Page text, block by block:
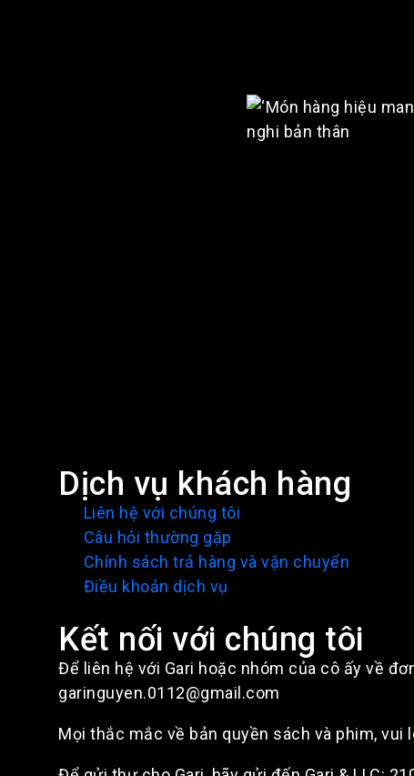
Dịch vụ khách hàng
Liên hệ với chúng tôi
Câu hỏi thường gặp
Chính sách trả hàng và vận chuyển
Điều khoản dịch vụ
Kết nối với chúng tôi
Để liên hệ với Gari hoặc nhóm của cô ấy về
garinguyen.0112@gmail.com
Mọi thắc mắc về bản quyền sách và phim,